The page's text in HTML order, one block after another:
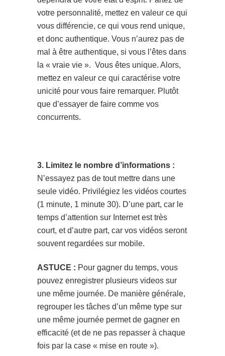
votre personnalité, mettez en valeur ce qui
vous différencie, ce qui vous rend unique,
et donc authentique. Vous n’aurez pas de
mal à être authentique, si vous l’êtes dans
la « vraie vie ». Vous êtes unique. Alors,
mettez en valeur ce qui caractérise votre
unicité pour vous faire remarquer. Plutôt
que d’essayer de faire comme vos
concurrents.
3. Limitez le nombre d’informations :
N’essayez pas de tout mettre dans une
seule vidéo. Privilégiez les vidéos courtes
(1 minute, 1 minute 30). D’une part, car le
temps d’attention sur Internet est très
court, et d’autre part, car vos vidéos seront
souvent regardées sur mobile.
ASTUCE : Pour gagner du temps, vous
pouvez enregistrer plusieurs videos sur
une même journée. De manière générale,
regrouper les tâches d’un même type sur
une même journée permet de gagner en
efficacité (et de ne pas repasser à chaque
fois par la case « mise en route »).